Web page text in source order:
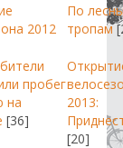
2012
По
тропам
пробег
на
[36]
2013:
[20]